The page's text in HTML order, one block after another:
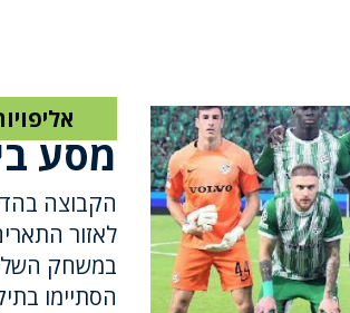
מסע בין 15
הקבוצה
במשחק
הסתיימו